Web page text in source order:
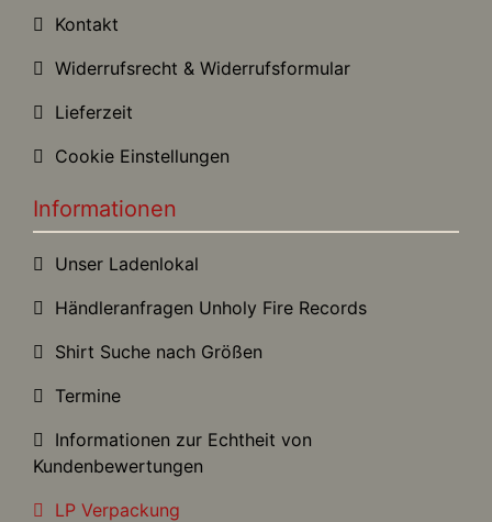
Kontakt
Widerrufsrecht & Widerrufsformular
Lieferzeit
Cookie Einstellungen
Informationen
Unser Ladenlokal
Händleranfragen Unholy Fire Records
Shirt Suche nach Größen
Termine
Informationen zur Echtheit von
Kundenbewertungen
LP Verpackung